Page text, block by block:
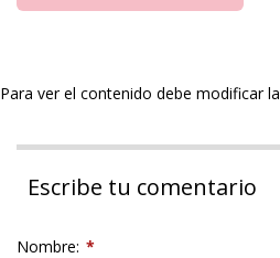
Para ver el contenido debe modificar la
Escribe tu comentario
Nombre: *